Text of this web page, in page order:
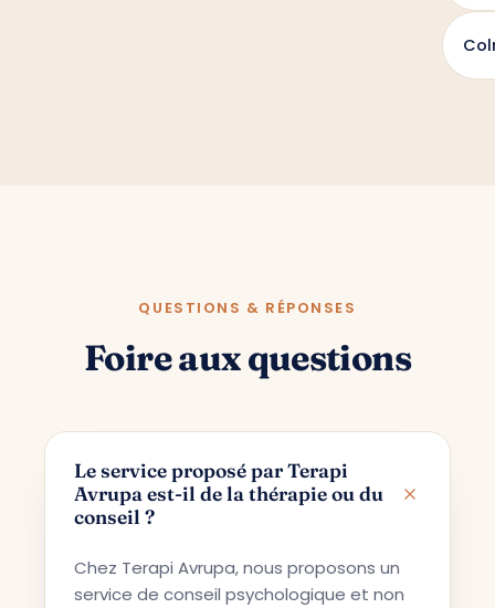
QUESTIONS & RÉPONSES
Foire aux questions
Le service proposé par Terapi
Avrupa est-il de la thérapie ou du
conseil ?
Chez Terapi Avrupa, nous proposons un
service de conseil psychologique et non